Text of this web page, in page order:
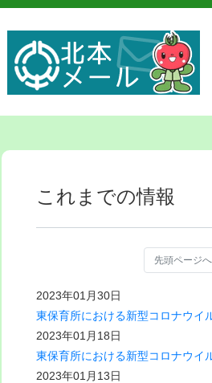
これまでの情報
先頭ページへ
2023年01月30日
東保育所における新型コロナウイ
2023年01月18日
東保育所における新型コロナウイ
2023年01月13日